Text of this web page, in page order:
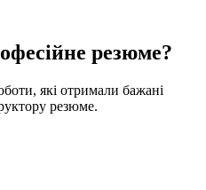
резюме?
які отримали бажані
резюме.